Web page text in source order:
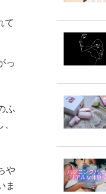
て
っ
ふ
や
ま